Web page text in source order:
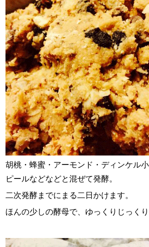
胡桃・蜂蜜・アーモンド・ディンケル
ピールなどなどと混ぜて発酵。
二次発酵までにまる二日かけます。
ほんの少しの酵母で、ゆっくりじっくり